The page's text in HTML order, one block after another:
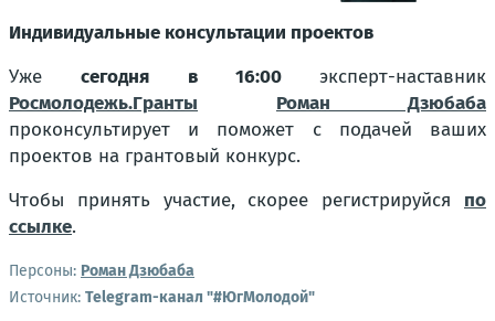
Индивидуальные консультации проектов
Ужесегодня в 16:00 эксперт-наставник
Росмолодежь.Гранты
Роман Дзюбаба
проконсультирует и поможет с подачей ваших
проектов на грантовый конкурс.
Чтобы принять участие, скорее регистрируйся по
ссылке.
Персоны: Роман Дзюбаба
Источник: Telegram-канал "#ЮгМолодой"